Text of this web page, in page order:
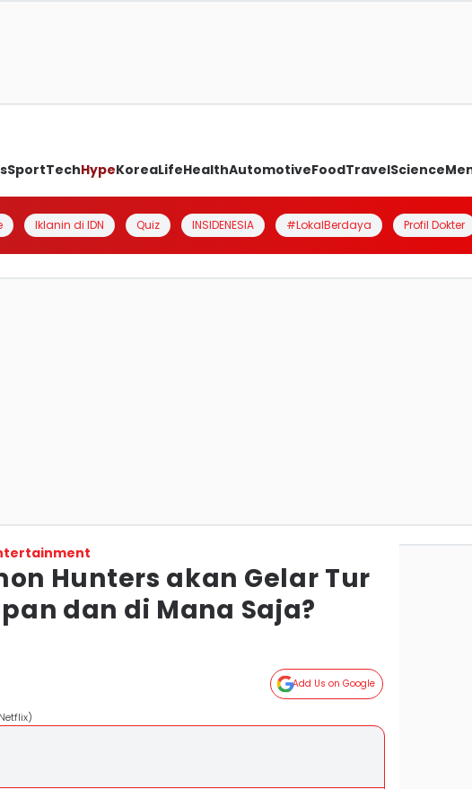
SportTechHypeKoreaLifeHealthAutomotiveFoodTravelScience
Iklanin di IDN Quiz INSIDENESIA #LokalBerdaya Profil Dokter
Hunters akan Gelar Tur
dan di Mana Saja?
Add Us on Google